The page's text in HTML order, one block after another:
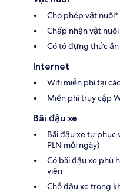
Cho phép vật nuôi*
Chấp nhận vật
Có tô đựng thức
Internet
Wifi miễn phí tại
Miễn phí truy cập
Bãi đậu xe
Bãi đậu xe tự phục
PLN mỗi ngày)
Có bãi đậu xe phù
viên
Chỗ đậu xe trong